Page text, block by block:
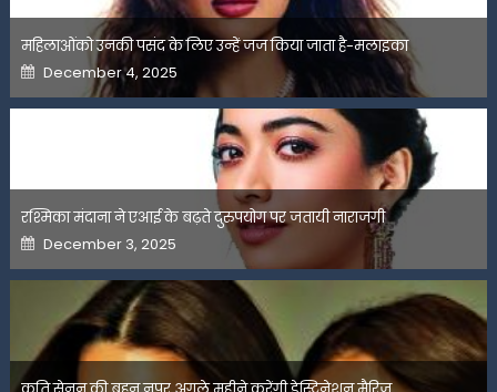
महिलाओंको उनकी पसंद के लिए उन्हें जज किया जाता है-मलाइका
Posted
on
December 4, 2025
रश्मिका मंदाना ने एआई के बढ़ते दुरुपयोग पर जतायी नाराजगी
Posted
on
December 3, 2025